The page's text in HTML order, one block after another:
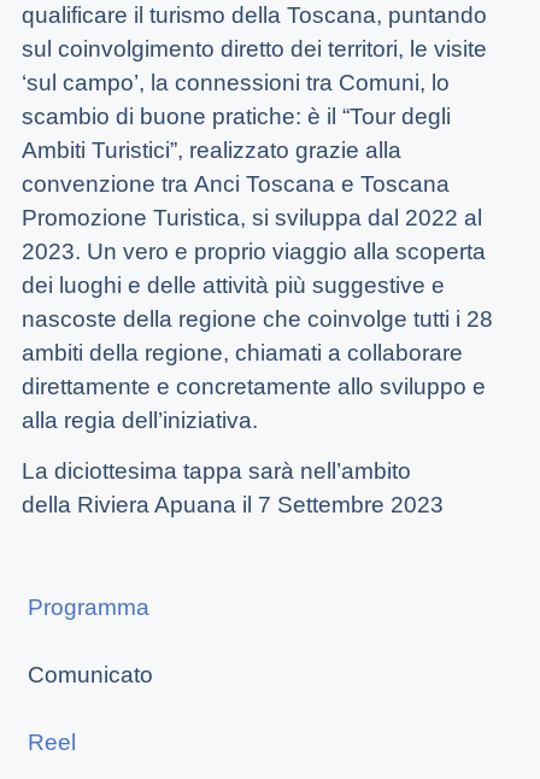
qualificare il turismo della Toscana, puntando
sul coinvolgimento diretto dei territori, le visite
‘sul campo’, la connessioni tra Comuni, lo
scambio di buone pratiche: è il “Tour degli
Ambiti Turistici”, realizzato grazie alla
convenzione tra Anci Toscana e Toscana
Promozione Turistica, si sviluppa dal 2022 al
2023. Un vero e proprio viaggio alla scoperta
dei luoghi e delle attività più suggestive e
nascoste della regione che coinvolge tutti i 28
ambiti della regione, chiamati a collaborare
direttamente e concretamente allo sviluppo e
alla regia dell’iniziativa.
La diciottesima tappa sarà nell’ambito
della Riviera Apuana il 7 Settembre 2023
Programma
Comunicato
Reel